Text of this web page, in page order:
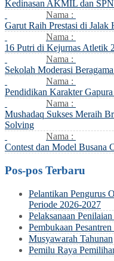
Kedinasan AKMIL dan
Nama :
Garut Raih Prestasi di Jalak
Nama :
16 Putri di Kejurnas Atletik
Nama :
Sekolah Moderasi
Nama :
Pendidikan Karakter
Nama :
Mushadaq Sukses Meraih
Solving
Nama :
Contest dan Model Busana
Pos-pos Terbaru
Pelantikan Pengurus
Periode 2026-2027
Pelaksanaan
Pembukaan
Musyawarah Tahunan
Pemilu Raya